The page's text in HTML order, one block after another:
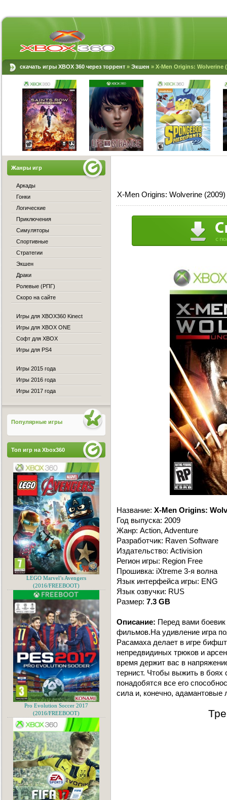
скачать игры XBOX 360 через торрент » Экшен » X-Men Origins: Wolverine
X-Men Origins: Wolverine
Название: X-Men Origins:
Год выпуска: 2009
Жанр: Action, Adventure
Разработчик: Raven Software
Издательство: Activision
Регион игры: Region Free
Прошивка: iXtreme 3-я волна
Язык интерфейса игры: ENG
Язык озвучки: RUS
Размер: 7.3 GB
Описание: Перед вами
фильмов.На удивление игра
Расамаха делает в игре
непредвидиных трюков и
время держит вас в
тернист. Чтобы выжить в боях
понадобятся все его
сила и, конечно, адамантовые
Жанры игр
Аркады
Гонки
Логические
Приключения
Симуляторы
Спортивные
Стратегии
Экшен
Драки
Ролевые (РПГ)
Скоро на сайте
Игры для XBOX360 Kinect
Игры для XBOX ONE
Софт для XBOX
Игры для PS4
Игры 2015 года
Игры 2016 года
Игры 2017 года
Популярные игры
Топ игр на Xbox360
LEGO Marvel’s Avengers
(2016/FREEBOOT)
Pro Evolution Soccer 2017
(2016/FREEBOOT)